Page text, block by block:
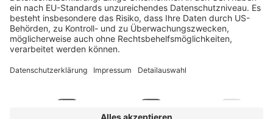
Eine Veranstaltung von